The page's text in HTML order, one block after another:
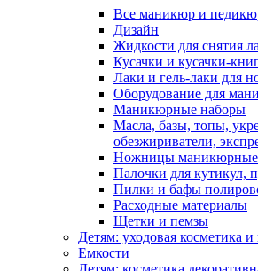
Все маникюр и
Дизайн
Жидкости для снятия
Кусачки и кусачки-
Лаки и гель-лаки для
Оборудование для
Маникюрные наборы
Масла, базы, топы,
обезжириватели,
Ножницы маникюрные
Палочки для кутикул,
Пилки и бафы
Расходные материалы
Щетки и пемзы
Детям: уходовая косметика и
Емкости